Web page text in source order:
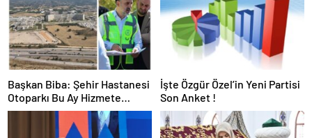
Başkan Biba: Şehir Hastanesi
Otoparkı Bu Ay Hizmete
Açılacak
İşte Özgür Özel’in Yeni Partisi
Son Anket !